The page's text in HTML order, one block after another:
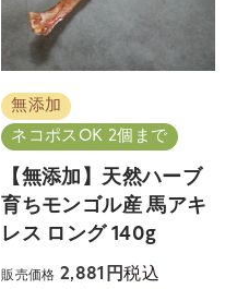
無添加
ネコポスOK 2個まで
【無添加】天然ハーブ
育ちモンゴル産 馬アキ
レス ロング 140g
販売価格 2,881 税込